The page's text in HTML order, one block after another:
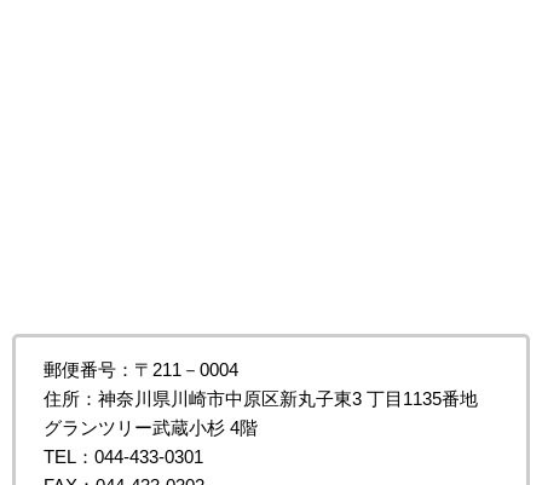
郵便番号：〒211－0004
住所：神奈川県川崎市中原区新丸子東3 丁目1135番地
グランツリー武蔵小杉 4階
TEL：044-433-0301